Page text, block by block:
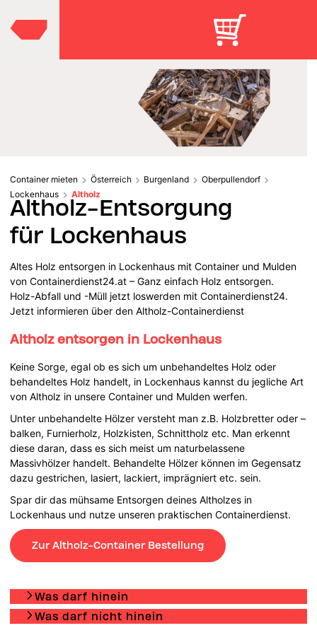
Container mieten Österreich Burgenland
Oberpullendorf
Lockenhaus
Altholz
Altholz-Entsorgung
für Lockenhaus
Altes Holz entsorgen in Lockenhaus mit Container und Mulden
von Containerdienst24.at – Ganz einfach Holz entsorgen.
Holz-Abfall und -Müll jetzt loswerden mit Containerdienst24.
Jetzt informieren über den Altholz-Containerdienst
Altholz entsorgen in Lockenhaus
Keine Sorge, egal ob es sich um unbehandeltes Holz oder
behandeltes Holz handelt, in Lockenhaus kannst du jegliche Art
von Altholz in unsere Container und Mulden werfen.
Unter unbehandelte Hölzer versteht man z.B. Holzbretter oder –
balken, Furnierholz, Holzkisten, Schnittholz etc. Man erkennt
diese daran, dass es sich meist um naturbelassene
Massivhölzer handelt. Behandelte Hölzer können im Gegensatz
dazu gestrichen, lasiert, lackiert, imprägniert etc. sein.
Spar dir das mühsame Entsorgen deines Altholzes in
Lockenhaus und nutze unseren praktischen Containerdienst.
Zur Altholz-Container Bestellung
Was darf hinein
Was darf nicht hinein